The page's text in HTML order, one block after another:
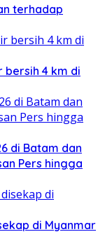
terhadap
bersih 4 km di
di Batam dan
Pers hingga
di Myanmar